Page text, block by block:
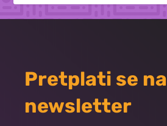
Pretplati se na
newsletter